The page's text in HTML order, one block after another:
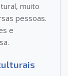
muito
pessoas.
e